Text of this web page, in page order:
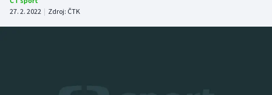
Atletika
27. 2. 2022 | Zdroj: ČTK